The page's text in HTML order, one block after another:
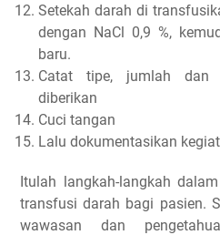
Setekah darah di
dengan NaCl 0,9 %,
baru.
Catat tipe, jumlah dan
diberikan
Cuci tangan
Lalu dokumentasikan
Itulah langkah-langkah
transfusi darah bagi pasien.
wawasan dan